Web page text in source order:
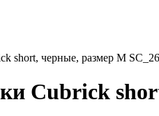
short, черные, размер M
Cubrick